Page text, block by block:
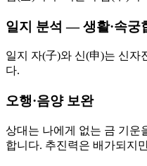
일지 분석 — 생활·속궁
일지 자(子)와 신(申)는 신자
다.
오행·음양 보완
상대는 나에게 없는 금 기운
합니다. 추진력은 배가되지